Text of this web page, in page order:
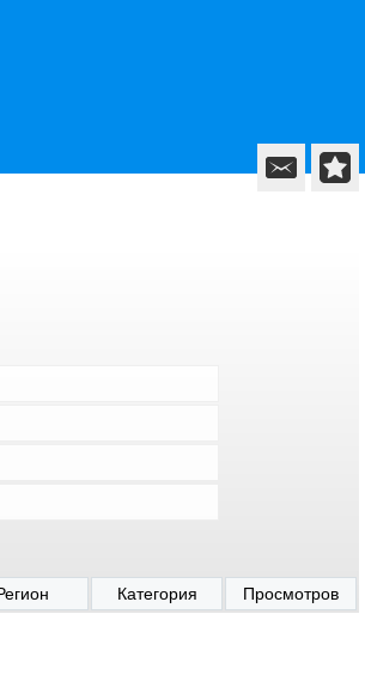
Категория Просмотров